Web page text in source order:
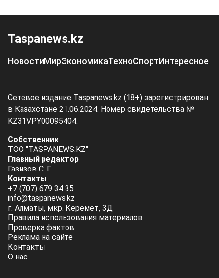
Taspanews.kz
НовостиМирЭкономикаТехноСпортИнтересное
Сетевое издание Taspanews.kz (18+) зарегистрирован
в Казахстане 21.06.2024. Номер свидетельства №
KZ31VPY00095404.
Собственник
ТОО "TASPANEWS.KZ"
Главный редактор
Газизов С. Г.
Контакты
+7 (707) 679 34 35
info@taspanews.kz
г. Алматы, мкр. Керемет, 3Д
Правила использования материалов
Проверка фактов
Реклама на сайте
Контакты
О нас